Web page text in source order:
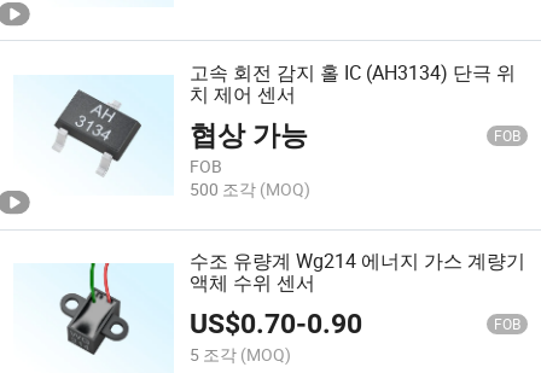
고속 회전 감지 홀 IC (AH3134) 단극 위
치 제어 센서
협상 가능 FOB
FOB
500 조각 (MOQ)
수조 유량계 Wg214 에너지 가스 계량기
액체 수위 센서
US$0.70-0.90 FOB
5 조각 (MOQ)